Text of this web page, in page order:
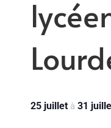
25 juillet à 31